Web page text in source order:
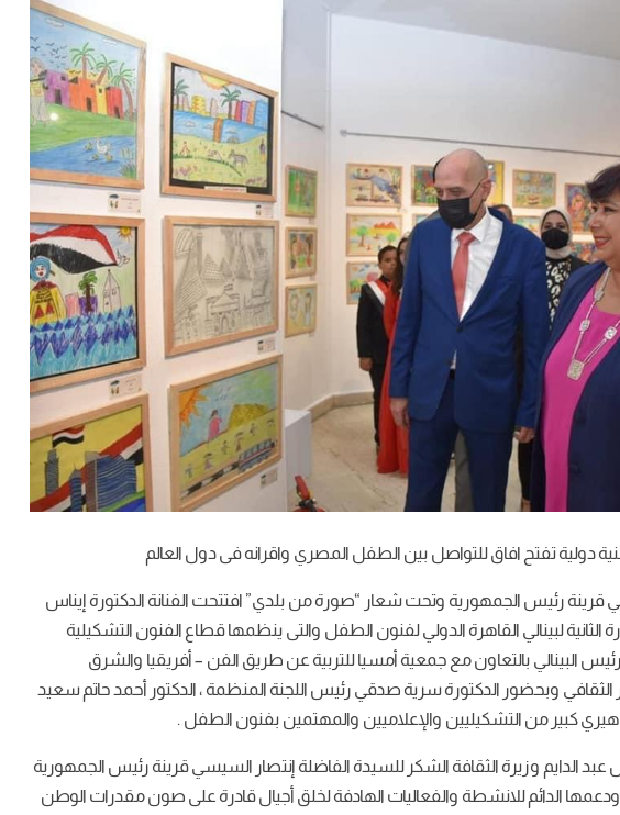
فنية دولية تفتح افاق للتواصل بين الطفل المصري واقرانه فى دول العالم
قرينة رئيس الجمهورية وتحت شعار “صورة من بلدي” افتتحت الفنانة الدكتورة إيناس
الثانية لبينالي القاهرة الدولي لفنون الطفل والتى ينظمها قطاع الفنون التشكيلية
البينالي بالتعاون مع جمعية أمسيا للتربية عن طريق الفن – أفريقيا والشرق
وبحضور الدكتورة سرية صدقي رئيس اللجنة المنظمة ، الدكتور أحمد حاتم سعيد
كبير من التشكيليين والإعلاميين والمهتمين بفنون الطفل .
عبد الدايم وزيرة الثقافة الشكر للسيدة الفاضلة إنتصار السيسي قرينة رئيس الجمهورية
ودعمها الدائم للانشطة والفعاليات الهادفة لخلق أجيال قادرة على صون مقدرات الوطن